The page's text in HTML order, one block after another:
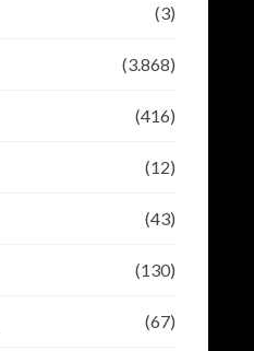
(3)
(3.868)
(416)
(12)
(43)
(130)
(67)